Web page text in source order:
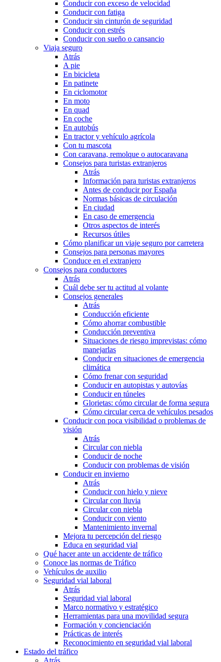
Conducir con exceso de velocidad
Conducir con fatiga
Conducir sin cinturón de seguridad
Conducir con estrés
Conducir con sueño o cansancio
Viaja seguro
Atrás
A pie
En bicicleta
En patinete
En ciclomotor
En moto
En quad
En coche
En autobús
En tractor y vehículo agrícola
Con tu mascota
Con caravana, remolque o autocaravana
Consejos para turistas extranjeros
Atrás
Información para turistas extranjeros
Antes de conducir por España
Normas básicas de circulación
En ciudad
En caso de emergencia
Otros aspectos de interés
Recursos útiles
Cómo planificar un viaje seguro por carretera
Consejos para personas mayores
Conduce en el extranjero
Consejos para conductores
Atrás
Cuál debe ser tu actitud al volante
Consejos generales
Atrás
Conducción eficiente
Cómo ahorrar combustible
Conducción preventiva
Situaciones de riesgo imprevistas: cómo
manejarlas
Conducir en situaciones de emergencia
climática
Cómo frenar con seguridad
Conducir en autopistas y autovías
Conducir en túneles
Glorietas: cómo circular de forma segura
Cómo circular cerca de vehículos pesados
Conducir con poca visibilidad o problemas de
visión
Atrás
Circular con niebla
Conducir de noche
Conducir con problemas de visión
Conducir en invierno
Atrás
Conducir con hielo y nieve
Circular con lluvia
Circular con niebla
Conducir con viento
Mantenimiento invernal
Mejora tu percepción del riesgo
Educa en seguridad vial
Qué hacer ante un accidente de tráfico
Conoce las normas de Tráfico
Vehículos de auxilio
Seguridad vial laboral
Atrás
Seguridad vial laboral
Marco normativo y estratégico
Herramientas para una movilidad segura
Formación y concienciación
Prácticas de interés
Reconocimiento en seguridad vial laboral
Estado del tráfico